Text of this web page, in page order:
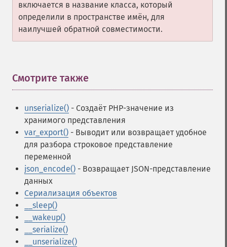
включается в название класса, который
определили в пространстве имён, для
наилучшей обратной совместимости.
Смотрите также
unserialize() - Создаёт PHP-значение из
хранимого представления
var_export() - Выводит или возвращает удобное
для разбора строковое представление
переменной
json_encode() - Возвращает JSON-представление
данных
Сериализация объектов
__sleep()
__wakeup()
__serialize()
__unserialize()